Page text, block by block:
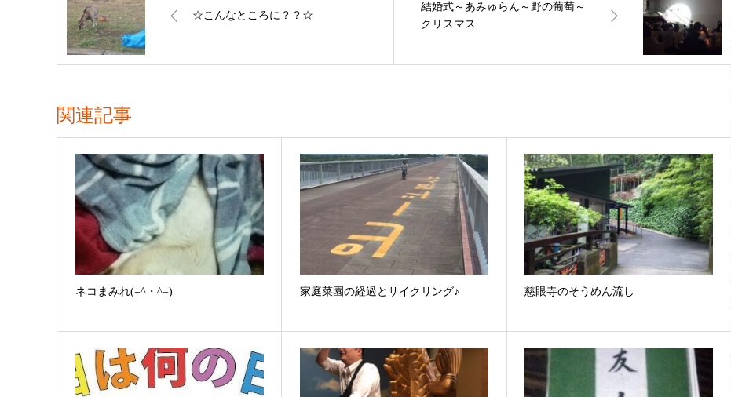
☆こんなところに？？☆
結婚式～あみゅらん～野の葡萄～
クリスマス
関連記事
ネコまみれ(=^・^=) 家庭菜園の経過とサイクリング♪ 慈眼寺のそうめん流し